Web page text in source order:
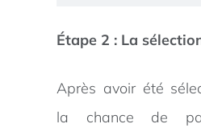
Étape 2 : La
Après avoir été
la chance de